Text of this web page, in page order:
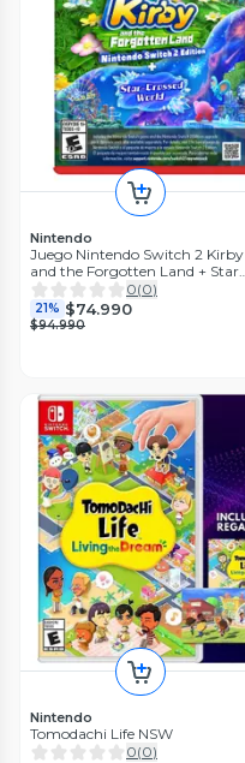
Nintendo
Juego Nintendo Switch 2 Kirby
and the Forgotten Land + Star
Crossed World 0(0)
21% $74.990
$94.990
Nintendo
Tomodachi Life NSW
0(0)